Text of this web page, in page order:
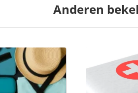
Anderen